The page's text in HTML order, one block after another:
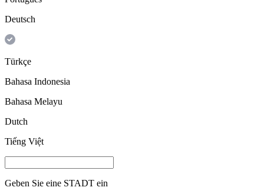
Deutsch
Türkçe
Bahasa Indonesia
Bahasa Melayu
Dutch
Tiếng Việt
Geben Sie eine STADT ein